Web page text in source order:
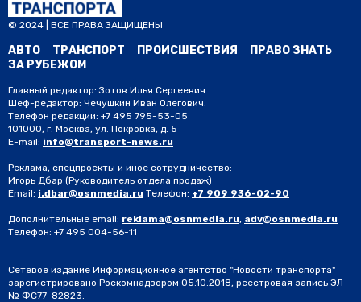
© 2024 | ВСЕ ПРАВА ЗАЩИЩЕНЫ
АВТО ТРАНСПОРТ ПРОИСШЕСТВИЯ
ПРАВО ЗНАТЬ
ЗА РУБЕЖОМ
Главный редактор: Зотов Илья Сергеевич.
Шеф-редактор: Чечушкин Иван Олегович.
Телефон редакции: +7 495 795-53-05
101000, г. Москва, ул. Покровка, д. 5
E-mail: info@transport-news.ru
Реклама, спецпроекты и иное сотрудничество:
Игорь Дбар (Руководитель отдела продаж)
Email: i.dbar@osnmedia.ru Телефон: +7 909 936-02-90
Дополнительные email: reklama@osnmedia.ru, adv@osnmedia.ru
Телефон: +7 495 004-56-11
Сетевое издание Информационное агентство "Новости транспорта"
зарегистрировано Роскомнадзором 05.10.2018, реестровая запись ЭЛ
№ ФС77-82823.